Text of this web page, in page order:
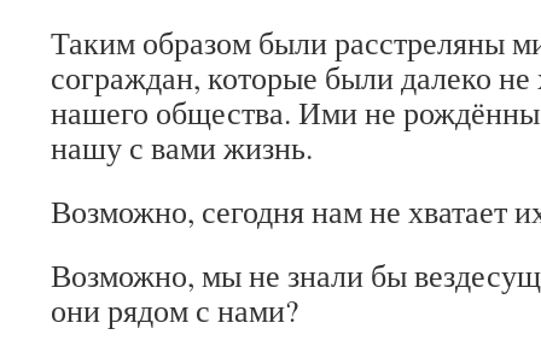
Таким образом были расстреляны
сограждан, которые были далеко
нашего общества. Ими не
нашу с вами жизнь.
Возможно, сегодня нам не хватает
Возможно, мы не знали бы
они рядом с нами?